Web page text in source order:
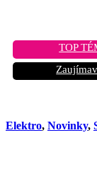
TOP
Elektro, Novinky,